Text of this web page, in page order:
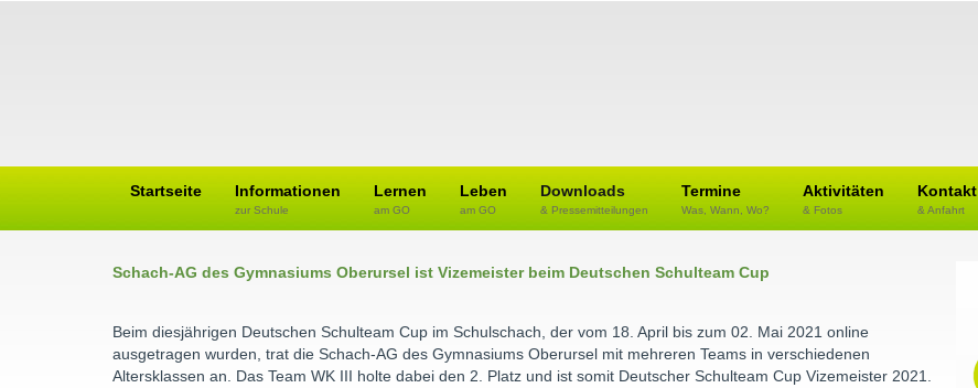
Startseite Informationen
zur Schule
Lernen
am GO
Leben
am GO
Downloads
& Pressemitteilungen
Termine
Was, Wann, Wo?
Aktivitäten
& Fotos
Kontakt
& Anfahrt
Schach-AG des Gymnasiums Oberursel ist Vizemeister beim Deutschen Schulteam Cup
Beim diesjährigen Deutschen Schulteam Cup im Schulschach, der vom 18. April bis zum 02. Mai 2021 online
ausgetragen wurden, trat die Schach-AG des Gymnasiums Oberursel mit mehreren Teams in verschiedenen
Altersklassen an. Das Team WK III holte dabei den 2. Platz und ist somit Deutscher Schulteam Cup Vizemeister 2021.